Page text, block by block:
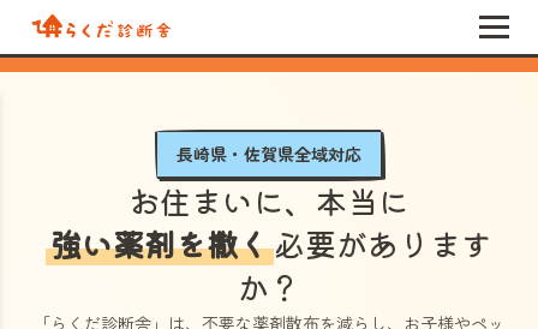
長崎県・佐賀県全域対応
お住まいに、本当に
強い薬剤を撒く必要があります
か？
「らくだ診断舎」 は、不要な薬剤散布を減らし、お子様やペッ